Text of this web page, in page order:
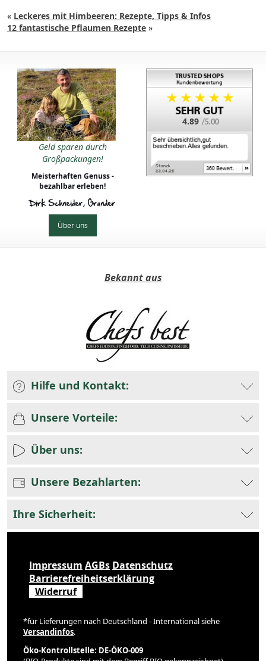
« Leckeres mit Himbeeren: Rezepte, Tipps & Infos
12 fantastische Pflaumen Rezepte »
Geld sparen durch
Großpackungen!
Meisterhaften Genuss -
bezahlbar erleben!
Dirk Schneider, Gründer
Über uns
4.89
Bekannt aus
Hilfe und Kontakt:
Unsere Vorteile:
Über uns:
Unsere Bezahlarten:
Ihre Sicherheit:
Impressum AGBs Datenschutz
Barrierefreiheitserklärung
Widerruf
*für Lieferungen nach Deutschland - International siehe
Versandinfos.
Öko-Kontrollstelle: DE-ÖKO-009